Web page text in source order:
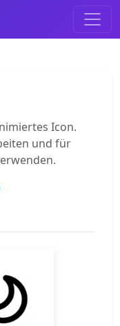
Icon.
und für